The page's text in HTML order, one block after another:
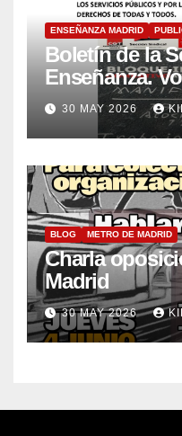
ENSEÑANZA MADRID
Boletín de la
Enseñanza.
30 MAY 2026
BLOG METRO DE MADRID
Charla
Madrid
30 MAY 2026